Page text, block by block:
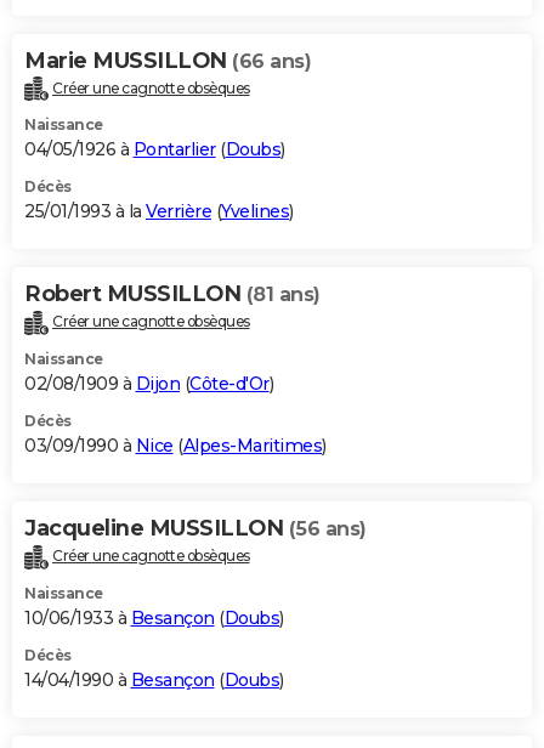
Marie MUSSILLON (66 ans)
Créer une cagnotte obsèques
Naissance
04/05/1926 à Pontarlier(Doubs)
Décès
25/01/1993 à la Verrière (Yvelines)
Robert MUSSILLON (81 ans)
Créer une cagnotte obsèques
Naissance
02/08/1909 à Dijon (Côte-d'Or)
Décès
03/09/1990 à Nice (Alpes-Maritimes)
Jacqueline MUSSILLON (56 ans)
Créer une cagnotte obsèques
Naissance
10/06/1933 à Besançon (Doubs)
Décès
14/04/1990 à Besançon (Doubs)